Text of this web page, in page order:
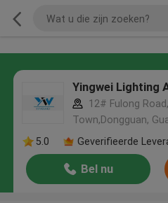
Yingwei Lighting
12# Fulong
Town,Dongguan,
5.0
Geverifieerde
Bel nu